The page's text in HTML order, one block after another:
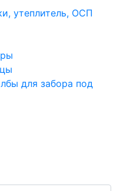
утеплитель, ОСП
для забора под